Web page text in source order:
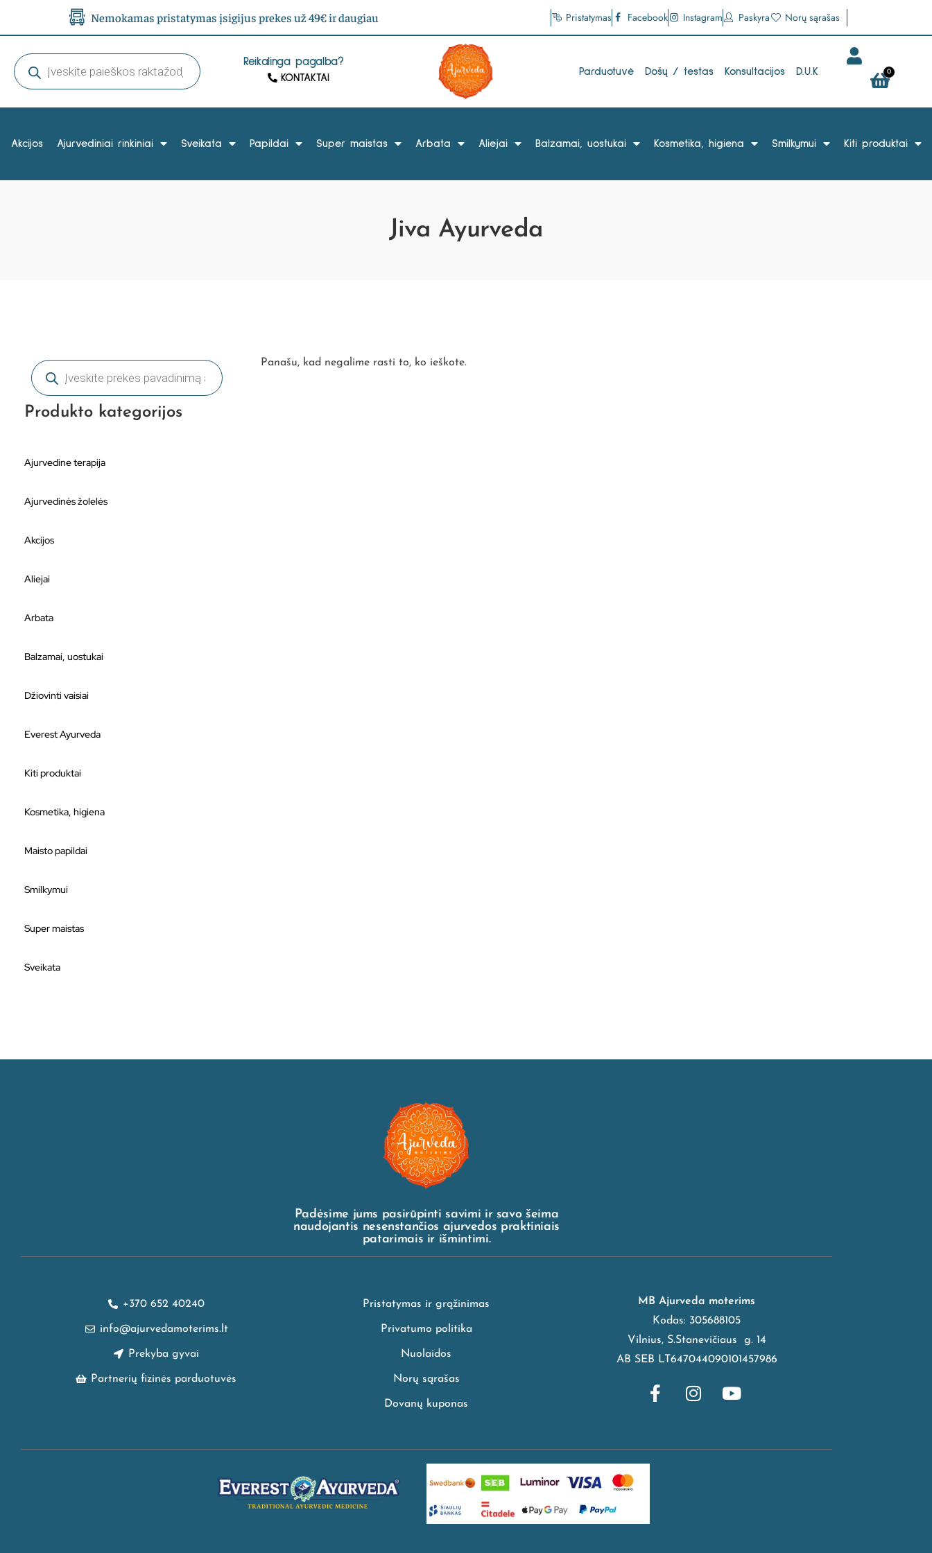
Nemokamas pristatymas įsigijus prekes už 49€ ir daugiau Pristatymas Facebook Instagram Paskyra Norų sąrašas
Reikalinga pagalba?
KONTAKTAI
Parduotuvė Došų / testas Konsultacijos D.U.K 0
Akcijos Ajurvediniai rinkiniai Sveikata Papildai Super maistas Arbata Aliejai Balzamai, uostukai Kosmetika, higiena Smilkymui Kiti produktai
Jiva Ayurveda
Produkto kategorijos
Ajurvedine terapija
Ajurvedinės žolelės
Akcijos
Aliejai
Arbata
Balzamai, uostukai
Džiovinti vaisiai
Everest Ayurveda
Kiti produktai
Kosmetika, higiena
Maisto papildai
Smilkymui
Super maistas
Sveikata
Panašu, kad negalime rasti to, ko ieškote.
Padėsime jums pasirūpinti savimi ir savo šeima
naudojantis nesenstančios ajurvedos praktiniais
patarimais ir išmintimi.
+370 652 40240
info@ajurvedamoterims.lt
Prekyba gyvai
Partnerių fizinės parduotuvės
Pristatymas ir grąžinimas
Privatumo politika
Nuolaidos
Norų sąrašas
Dovanų kuponas
MB Ajurveda moterims
Kodas: 305688105
Vilnius, S.Stanevičiaus g. 14
AB SEB LT647044090101457986